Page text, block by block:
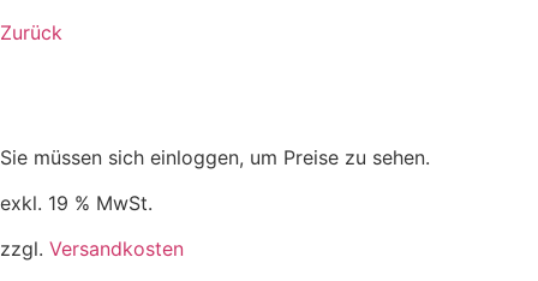
Zurück
Sie müssen sich einloggen, um Preise zu sehen.
exkl. 19 % MwSt.
zzgl. Versandkosten